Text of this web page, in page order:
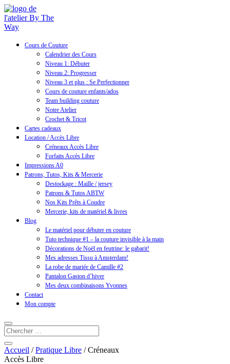
Cours de Couture
Calendrier des Cours
Niveau 1: Débuter
Niveau 2: Progresser
Niveau 3 et plus : Se Perfectionner
Cours de couture enfants/ados
Team building couture
Notre Atelier
Crochet & Tricot
Cartes cadeaux
Location / Accès Libre
Créneaux Accès Libre
Forfaits Accès Libre
Impressions A0
Patrons, Tutos, Kits & Mercerie
Destockage : Maille / jersey
Patrons & Tutos ABTW
Nos Kits Prêts à Coudre
Mercerie, kits de matériel & livres
Blog
Le matériel pour débuter en couture
Tuto technique #1 – la couture invisible à la main
Décorations de Noël en feutrine: le gabarit!
Mes adresses Tissu à Amsterdam!
La robe de mariée de Camille #2
Pantalon Gaston d’hiver
Mes deux combinaisons Yvonnes
Contact
Mon compte
Accueil /Pratique Libre / Créneaux
Accès Libre